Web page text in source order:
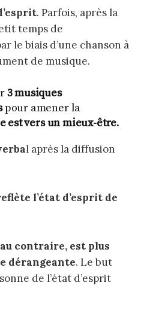
. Parfois, après la
temps de
le biais d’une chanson à
de musique.
3 musiques
pour amener la
est vers un mieux-être.
l après la diffusion
l’état d’esprit de
contraire, est plus
dérangeante. Le but
de l’état d’esprit